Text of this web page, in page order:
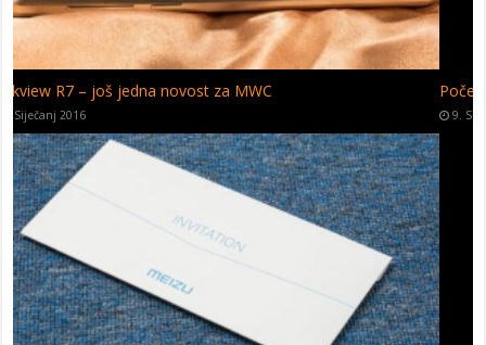
Početak kraja Motorolinih smartfona
9. Siječanj 2016